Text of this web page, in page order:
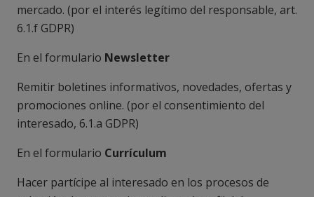
mercado. (por el interés legítimo del responsable, art.
6.1.f GDPR)
En el formulario Newsletter
Remitir boletines informativos, novedades, ofertas y
promociones online. (por el consentimiento del
interesado, 6.1.a GDPR)
En el formulario Currículum
Hacer partícipe al interesado en los procesos de